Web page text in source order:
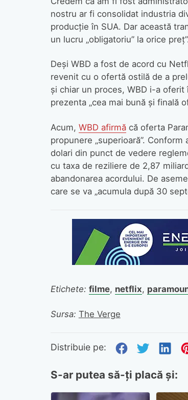
nostru ar fi consolidat industria
producție în SUA. Dar această
un lucru „obligatoriu” la orice
Deși WBD a fost de acord cu
revenit cu o ofertă ostilă de a
și chiar un proces, WBD i-a
prezenta „cea mai bună și finală
Acum, WBD afirmăcă oferta
propunere „superioară”.
dolari din punct de vedere
cu taxa de reziliere de 2,87
abandonarea acordului. De
care se va „acumula după 30
Etichete: filme, netflix,
Sursa: The Verge
Distribuie pe: Distribuie
S-ar putea să-ți placă și: